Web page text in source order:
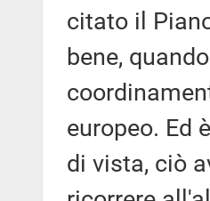
citato il
bene,
europeo. Ed
di vista, ciò